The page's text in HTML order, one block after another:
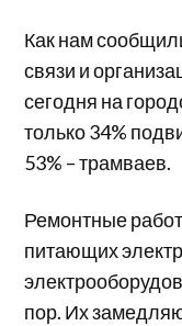
Как нам
связи и
сегодня на
только 34%
53% – трамваев.
Ремонтные
питающих
пор. Их